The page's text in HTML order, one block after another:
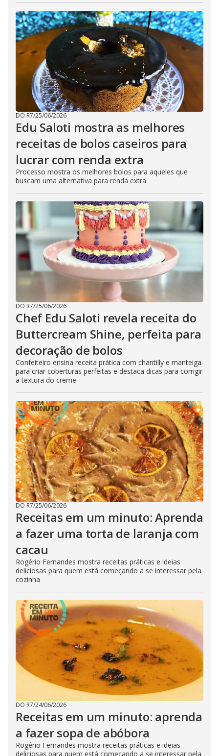
DO R7/25/06/2026
Edu Saloti mostra as melhores
receitas de bolos caseiros para
lucrar com renda extra
Processo mostra os melhores bolos para aqueles que
buscam uma alternativa para renda extra
DO R7/25/06/2026
Chef Edu Saloti revela receita do
Buttercream Shine, perfeita para
decoração de bolos
Confeiteiro ensina receita prática com chantilly e manteiga
para criar coberturas perfeitas e destaca dicas para corrigir
a textura do creme
DO R7/25/06/2026
Receitas em um minuto: Aprenda
a fazer uma torta de laranja com
cacau
Rogério Fernandes mostra receitas práticas e ideias
deliciosas para quem está começando a se interessar pela
cozinha
DO R7/24/06/2026
Receitas em um minuto: aprenda
a fazer sopa de abóbora
Rogério Fernandes mostra receitas práticas e ideias
deliciosas para quem está começando a se interessar pela